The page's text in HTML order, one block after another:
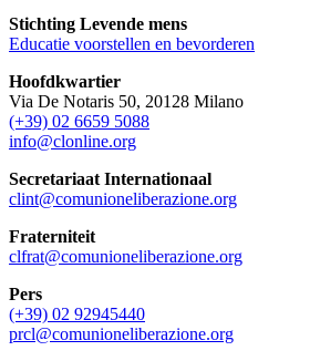
Stichting Levende mens
Educatie voorstellen en bevorderen
Hoofdkwartier
Via De Notaris 50, 20128 Milano
(+39) 02 6659 5088
info@clonline.org
Secretariaat Internationaal
clint@comunioneliberazione.org
Fraterniteit
clfrat@comunioneliberazione.org
Pers
(+39) 02 92945440
prcl@comunioneliberazione.org